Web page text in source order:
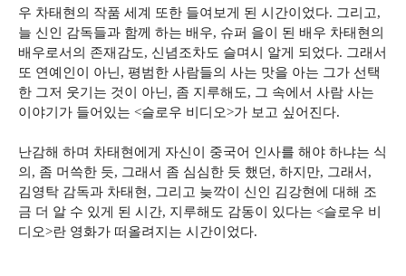
우 차태현의 작품 세계 또한 들여보게 된 시간이었다. 그리고,
늘 신인 감독들과 함께 하는 배우, 슈퍼 을이 된 배우 차태현의
배우로서의 존재감도, 신념조차도 슬며시 알게 되었다. 그래서
또 연예인이 아닌, 평범한 사람들의 사는 맛을 아는 그가 선택
한 그저 웃기는 것이 아닌, 좀 지루해도, 그 속에서 사람 사는
이야기가 들어있는 <슬로우 비디오>가 보고 싶어진다.
난감해 하며 차태현에게 자신이 중국어 인사를 해야 하냐는 식
의, 좀 머쓱한 듯, 그래서 좀 심심한 듯 했던, 하지만, 그래서,
김영탁 감독과 차태현, 그리고 늦깍이 신인 김강현에 대해 조
금 더 알 수 있게 된 시간, 지루해도 감동이 있다는 <슬로우 비
디오>란 영화가 떠올려지는 시간이었다.